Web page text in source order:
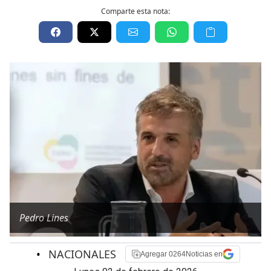
Comparte esta nota:
Pedro Lines
• NACIONALES Agregar 0264Noticias en